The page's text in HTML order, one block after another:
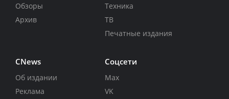
Обзоры
Архив
Техника
ТВ
Печатные издания
CNews
Об издании
Реклама
Соцсети
Max
VK